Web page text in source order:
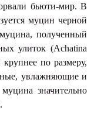
бьюти-мир. В
муцин черной
полученный
улиток (Achatina
по размеру,
увлажняющие и
значительно